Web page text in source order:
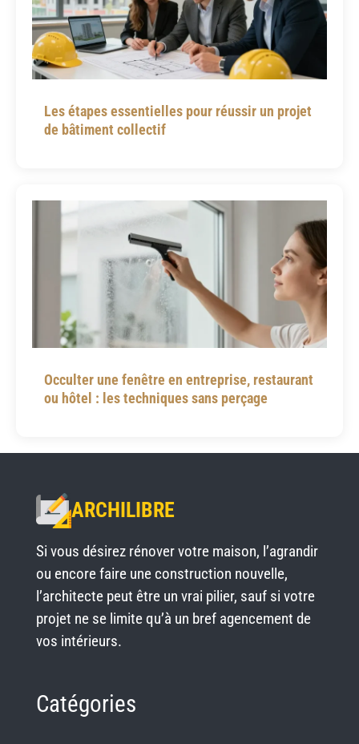
Les étapes essentielles pour réussir un projet
de bâtiment collectif
Occulter une fenêtre en entreprise, restaurant
ou hôtel : les techniques sans perçage
ARCHILIBRE
Si vous désirez rénover votre maison, l’agrandir
ou encore faire une construction nouvelle,
l’architecte peut être un vrai pilier, sauf si votre
projet ne se limite qu’à un bref agencement de
vos intérieurs.
Catégories